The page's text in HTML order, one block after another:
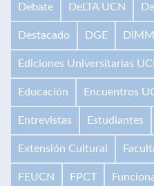
Debate DeLTA UCN
Destacado DGE DIMM
Ediciones Universitarias
Educación Encuentros
Entrevistas Estudiantes
Extensión Cultural
FEUCN FPCT